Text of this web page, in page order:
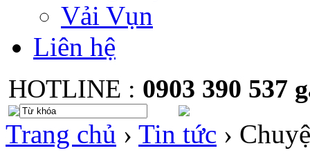
Vải Vụn
Liên hệ
HOTLINE : 0903 390 537
Trang chủ › Tin tức ›